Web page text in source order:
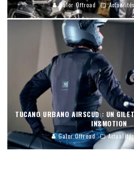
Galor Offroad
TUCANO URBANO AIRSCUD : UN
IN&MOTION
Galor Offroad Actualités